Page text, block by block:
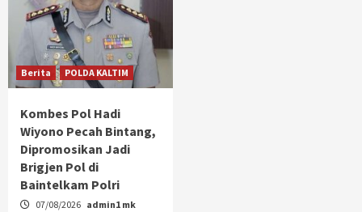
Berita POLDA KALTIM
Kombes Pol Hadi
Wiyono Pecah Bintang,
Dipromosikan Jadi
Brigjen Pol di
Baintelkam Polri
07/08/2026 admin1 mk